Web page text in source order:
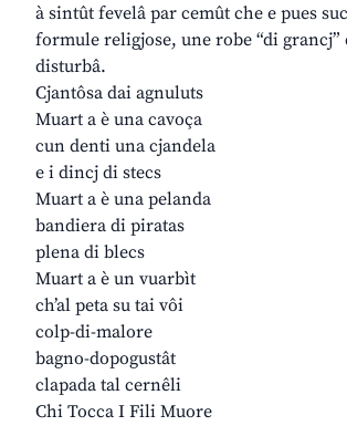
à sintût fevelâ par cemût che e pues
formule religjose, une robe “di grancj”
disturbâ.
Cjantôsa dai agnuluts
Muart a è una cavoça
cun denti una cjandela
e i dincj di stecs
Muart a è una pelanda
bandiera di piratas
plena di blecs
Muart a è un vuarbìt
ch’al peta su tai vôi
colp-di-malore
bagno-dopogustât
clapada tal cernêli
Chi Tocca I Fili Muore